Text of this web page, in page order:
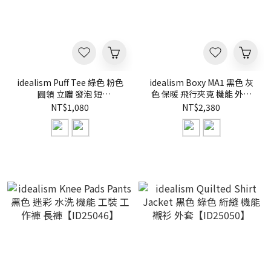
idealism Puff Tee 綠色 粉色
圓領 立體 發泡 短
T【ID26002】
NT$1,080
idealism Boxy MA1 黑色 灰
色 保暖 飛行夾克 機能 外套
【ID25077】
NT$2,380